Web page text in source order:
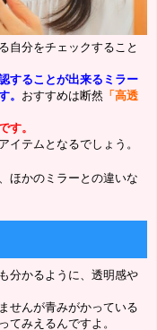
自分をチェックすること
することが出来るミラー
。 おすすめは断然 「高透
す。
イテムとなるでしょう。
ほかのミラーとの違いな
分かるように、透明感や
せんが青みがかっている
てみえるんですよ。